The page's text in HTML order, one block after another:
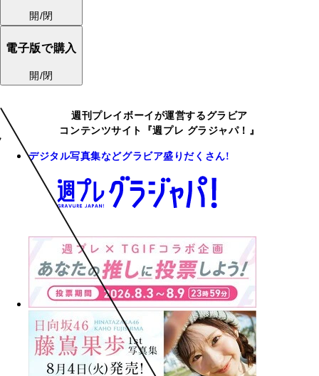
開/閉
電子版で購入
開/閉
週刊プレイボーイが運営するグラビア
コンテンツサイト『週プレ グラジャパ！』
デジタル写真集などグラビア盛りだくさん!